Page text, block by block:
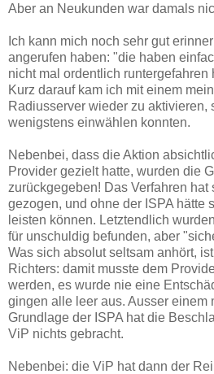
Aber an Neukunden war damals
Ich kann mich noch sehr gut
angerufen haben: "die haben
nicht mal ordentlich runtergefahren
Kurz darauf kam ich mit einem
Radiusserver wieder zu aktivieren,
wenigstens einwählen konnten.
Nebenbei, dass die Aktion
Provider gezielt hatte, wurden die
zurückgegeben! Das Verfahren hat
gezogen, und ohne der ISPA hätte
leisten können. Letztendlich
für unschuldig befunden, aber
Was sich absolut seltsam anhört,
Richters: damit musste dem
werden, es wurde nie eine
gingen alle leer aus. Ausser einem
Grundlage der ISPA hat die
ViP nichts gebracht.
Nebenbei: die ViP hat dann der